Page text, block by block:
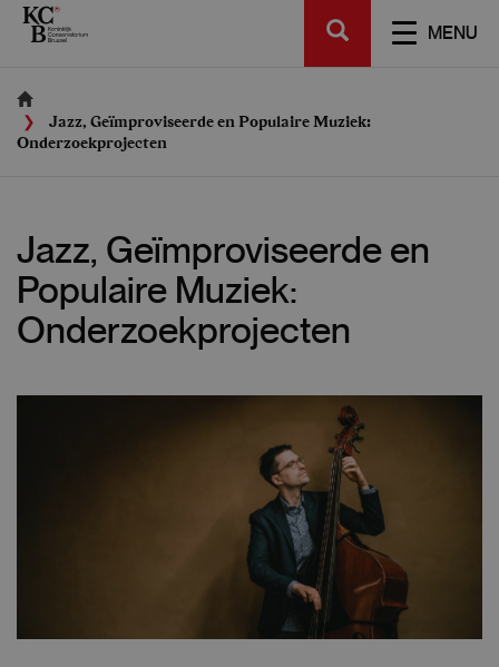
Skip
MENU
SEARCH
Jazz, Geïmproviseerde en Populaire Muziek:
Onderzoekprojecten
Jazz, Geïmproviseerde en
Populaire Muziek:
Onderzoekprojecten